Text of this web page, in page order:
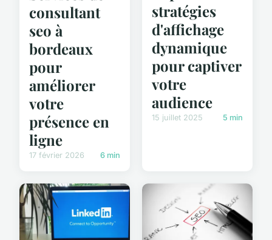
consultant
seo à
bordeaux
pour
améliorer
votre
présence en
ligne
17 février 2026 6 min
stratégies
d'affichage
dynamique
pour captiver
votre
audience
15 juillet 2025 5 min